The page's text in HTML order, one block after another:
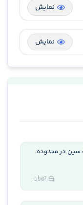
نمایش
نمایش
سین در محدوده
تهران